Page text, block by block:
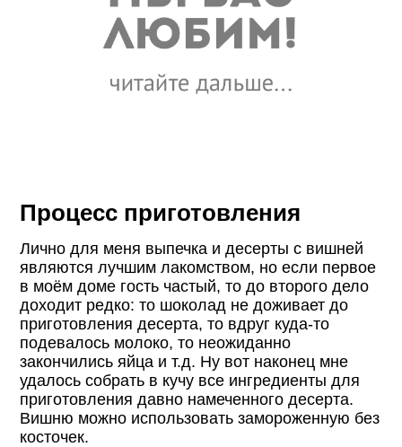
Процесс приготовления
Лично для меня выпечка и десерты с вишней
являются лучшим лакомством, но если первое
в моём доме гость частый, то до второго дело
доходит редко: то шоколад не доживает до
приготовления десерта, то вдруг куда-то
подевалось молоко, то неожиданно
закончились яйца и т.д. Ну вот наконец мне
удалось собрать в кучу все ингредиенты для
приготовления давно намеченного десерта.
Вишню можно использовать замороженную без
косточек.